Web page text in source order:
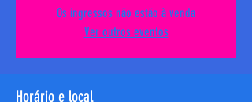
Os ingressos não estão à venda
Ver outros eventos
Horário e local